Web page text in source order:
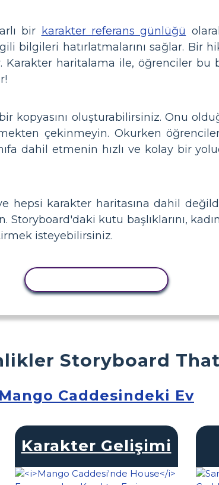
bir karakter referans günlüğü
bilgileri hatırlatmalarını sağlar. Bir
Karakter haritalama ile, öğrenciler
kopyasını oluşturabilirsiniz. Onu
çekinmeyin. Okurken
dahil etmenin hızlı ve kolay bir
hepsi karakter haritasına dahil
kutu başlıklarını,
isteyebilirsiniz.
Storyboard
Mango Caddesindeki Ev
Karakter Gelişimi